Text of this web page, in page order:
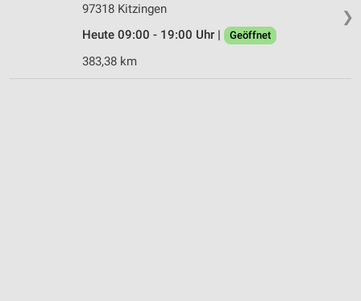
❯
97318 Kitzingen
Heute 09:00 - 19:00 Uhr |
Geöffnet
383,38 km